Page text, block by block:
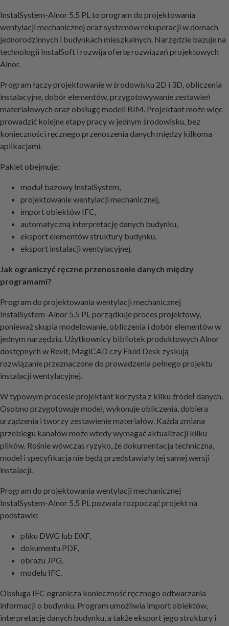
InstalSystem-Alnor 5.5 PL to program do projektowania
wentylacji mechanicznej oraz systemów rekuperacji w domach
jednorodzinnych i budynkach mieszkalnych. Narzędzie bazuje na
technologii InstalSoft i rozwija ofertę rozwiązań projektowych
Alnor.
Program łączy projektowanie w środowisku 2D i 3D, obliczenia
instalacyjne, dobór elementów, przygotowywanie zestawień
materiałowych oraz obsługę modeli BIM. Projektant może więc
prowadzić kolejne etapy pracy w jednym środowisku, bez
konieczności ręcznego przenoszenia danych między kilkoma
aplikacjami.
Pakiet obejmuje:
moduł bazowy InstalSystem,
projektowanie wentylacji mechanicznej,
import obiektów IFC,
automatyczną interpretację danych budynku,
eksport elementów struktury budynku,
eksport instalacji wentylacyjnej.
Jak ograniczyć ręczne przenoszenie danych między
programami?
Program do projektowania wentylacji mechanicznej
InstalSystem-Alnor 5.5 PL porządkuje proces projektowy,
ponieważ skupia modelowanie, obliczenia i dobór elementów w
jednym narzędziu. Użytkownicy bibliotek produktowych Alnor
dostępnych w Revit, MagiCAD czy Fluid Desk zyskują
rozwiązanie przeznaczone do prowadzenia pełnego projektu
instalacji wentylacyjnej.
W typowym procesie projektant korzysta z kilku źródeł danych.
Osobno przygotowuje model, wykonuje obliczenia, dobiera
urządzenia i tworzy zestawienie materiałów. Każda zmiana
przebiegu kanałów może wtedy wymagać aktualizacji kilku
plików. Rośnie wówczas ryzyko, że dokumentacja techniczna,
model i specyfikacja nie będą przedstawiały tej samej wersji
instalacji.
Program do projektowania wentylacji mechanicznej
InstalSystem-Alnor 5.5 PL pozwala rozpocząć projekt na
podstawie:
pliku DWG lub DXF,
dokumentu PDF,
obrazu JPG,
modelu IFC.
Obsługa IFC ogranicza konieczność ręcznego odtwarzania
informacji o budynku. Program umożliwia import obiektów,
interpretację danych budynku, a także eksport jego struktury i